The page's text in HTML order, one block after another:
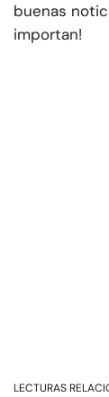
buenas
importan!
LECTURAS